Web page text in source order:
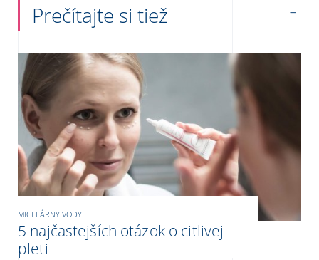
Prečítajte si tiež
MICELÁRNY VODY
5 najčastejších otázok o citlivej
pleti